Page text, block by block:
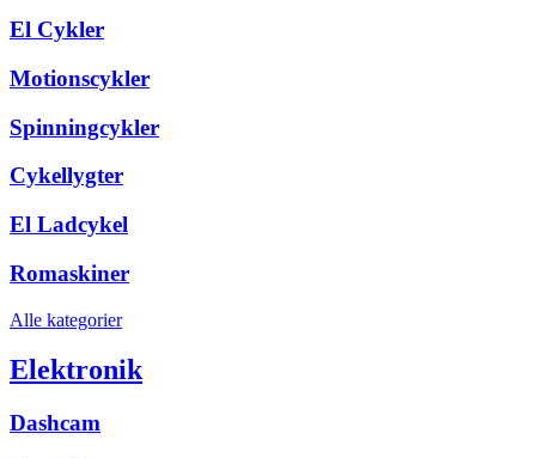
El Cykler
Motionscykler
Spinningcykler
Cykellygter
El Ladcykel
Romaskiner
Alle kategorier
Elektronik
Dashcam